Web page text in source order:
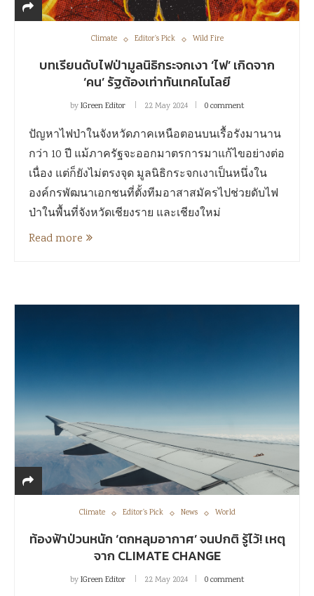
Climate Editor's Pick Wild Fire
บทเรียนดับไฟป่ามูลนิธิกระจกเงา ‘ไฟ’ เกิดจาก
‘คน’ รัฐต้องเท่าทันเทคโนโลยี
byIGreen Editor 22 May 2024 0 comment
ปัญหาไฟป่าในจังหวัดภาคเหนือตอนบนเรื้อรังมานาน
กว่า 10 ปี แม้ภาครัฐจะออกมาตรการมาแก้ไขอย่างต่อ
เนื่อง แต่ก็ยังไม่ตรงจุด มูลนิธิกระจกเงาเป็นหนึ่งใน
องค์กรพัฒนาเอกชนที่ตั้งทีมอาสาสมัครไปช่วยดับไฟ
ป่าในพื้นที่จังหวัดเชียงราย และเชียงใหม่
Read more
Climate Editor's Pick News World
ท้องฟ้าป่วนหนัก ‘ตกหลุมอากาศ’ จนปกติ รู้ไว้! เหตุ
จาก CLIMATE CHANGE
byIGreen Editor 22 May 2024 0 comment